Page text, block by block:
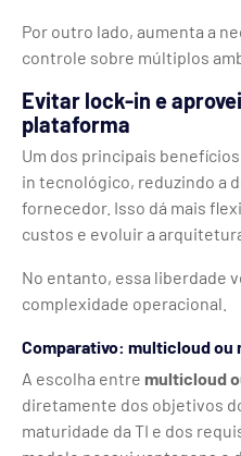
Por outro lado, aumenta a
controle sobre múltiplos
Evitar lock-in e
plataforma
Um dos principais
in tecnológico, reduzindo a
fornecedor. Isso dá mais
custos e evoluir a
No entanto, essa liberdade
complexidade operacional.
Comparativo: multicloud ou
A escolha entre multicloud
diretamente dos objetivos
maturidade da TI e dos